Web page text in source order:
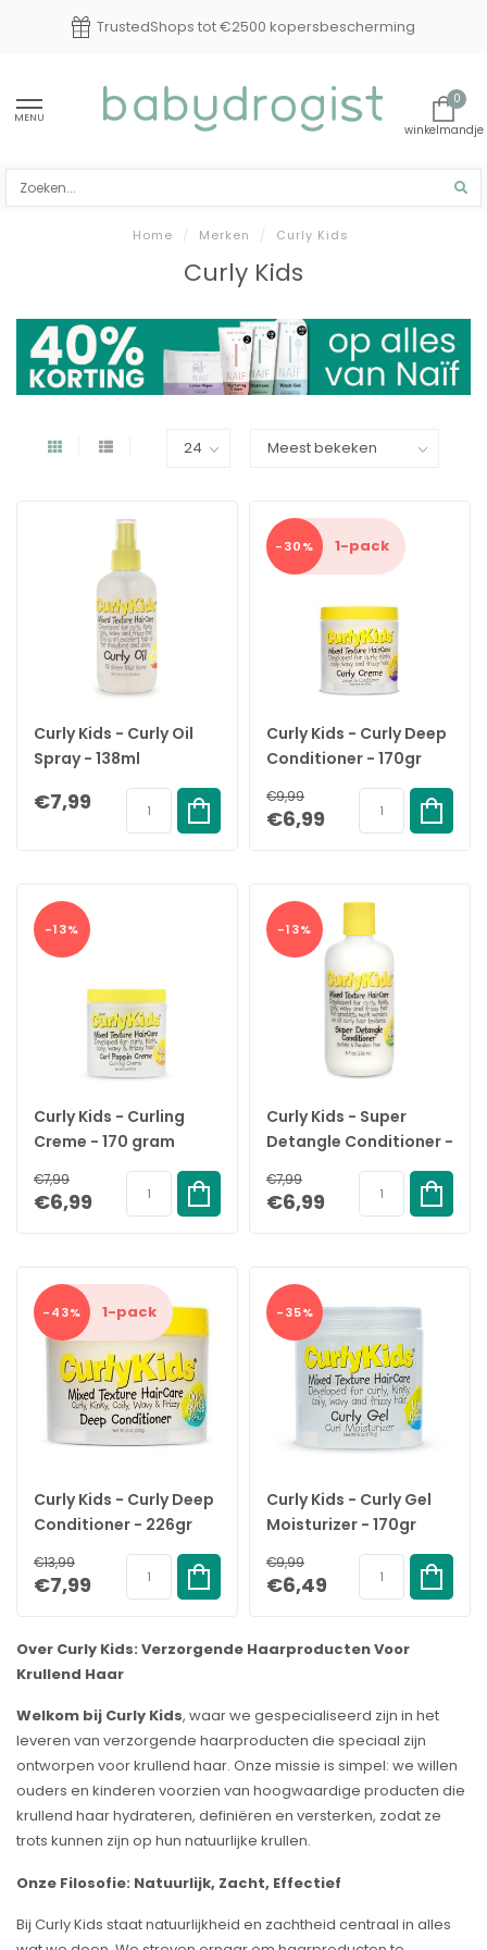
TrustedShops tot €2500 kopersbescherming
MENU
0
Home / Merken / Curly Kids
Curly Kids
Curly Kids - Curly Oil
Spray - 138ml
€7,99
-30% 1-pack
Curly Kids - Curly Deep
Conditioner - 170gr
€9,99
€6,99
-13%
Curly Kids - Curling
Creme - 170 gram
€7,99
€6,99
-13%
Curly Kids - Super
Detangle Conditioner -
€7,99
€6,99
-43% 1-pack
Curly Kids - Curly Deep
Conditioner - 226gr
€13,99
€7,99
-35%
Curly Kids - Curly Gel
Moisturizer - 170gr
€9,99
€6,49
Over Curly Kids: Verzorgende Haarproducten Voor
Krullend Haar
Welkom bij Curly Kids, waar we gespecialiseerd zijn in het
leveren van verzorgende haarproducten die speciaal zijn
ontworpen voor krullend haar. Onze missie is simpel: we willen
ouders en kinderen voorzien van hoogwaardige producten die
krullend haar hydrateren, definiëren en versterken, zodat ze
trots kunnen zijn op hun natuurlijke krullen.
Onze Filosofie: Natuurlijk, Zacht, Effectief
Bij Curly Kids staat natuurlijkheid en zachtheid centraal in alles